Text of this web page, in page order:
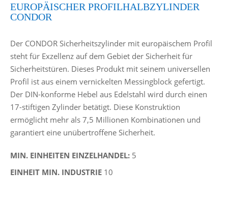
EUROPÄISCHER PROFILHALBZYLINDER
CONDOR
Der CONDOR Sicherheitszylinder mit europäischem Profil
steht für Exzellenz auf dem Gebiet der Sicherheit für
Sicherheitstüren. Dieses Produkt mit seinem universellen
Profil ist aus einem vernickelten Messingblock gefertigt.
Der DIN-konforme Hebel aus Edelstahl wird durch einen
17-stiftigen Zylinder betätigt. Diese Konstruktion
ermöglicht mehr als 7,5 Millionen Kombinationen und
garantiert eine unübertroffene Sicherheit.
MIN. EINHEITEN EINZELHANDEL: 5
EINHEIT MIN. INDUSTRIE 10